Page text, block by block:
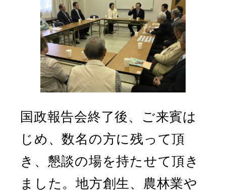
国政報告会終了後、ご来賓は
じめ、数名の方に残って頂
き、懇談の場を持たせて頂き
ました。地方創生、農林業や